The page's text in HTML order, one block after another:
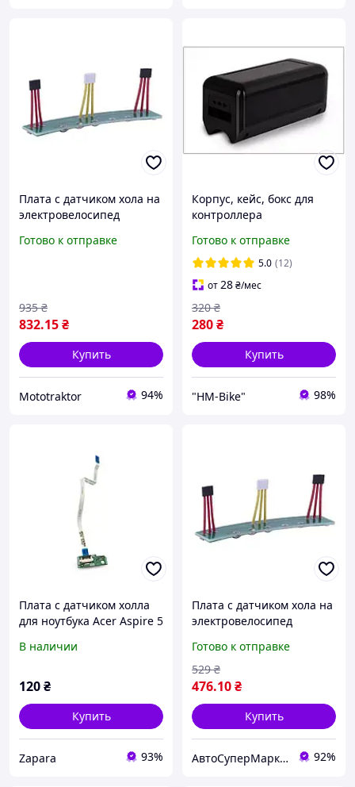
Плата с датчиком хола на
электровелосипед
Готово к отправке
832.15₴
935 ₴
Купить
Mototraktor 94%
Корпус, кейс, бокс для
контроллера
пластик, малый размер.
250-350W
Готово к отправке
5.0 (12)
от28₴/мес
280₴
320 ₴
Купить
"HM-Bike" 98%
Плата с датчиком холла
для ноутбука Acer Aspire 5
A517-51G A315-33 LS-
В наличии
120₴
Купить
Zapara 93%
Плата с датчиком хола на
электровелосипед
Готово к отправке
476.10₴
529 ₴
Купить
АвтоСуперМаркет 92%